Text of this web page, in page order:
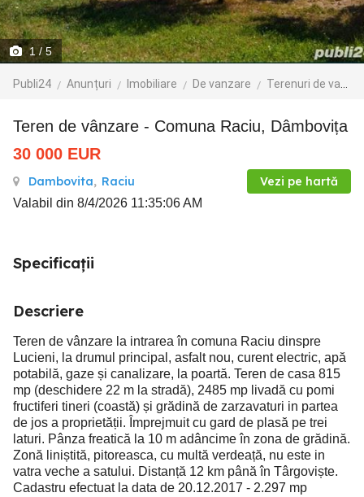
1 / 5
Publi24 Anunțuri Imobiliare De vanzare Terenuri de vanzare
Teren de vânzare - Comuna Raciu, Dâmbovița
30 000 EUR
Dambovita, Raciu Vezi pe hartă
Valabil din 8/4/2026 11:35:06 AM
Specificații
Descriere
Teren de vânzare la intrarea în comuna Raciu dinspre
Lucieni, la drumul principal, asfalt nou, curent electric, apă
potabilă, gaze și canalizare, la poartă. Teren de casa 815
mp (deschidere 22 m la stradă), 2485 mp livadă cu pomi
fructiferi tineri (coastă) și grădină de zarzavaturi in partea
de jos a proprietății. Împrejmuit cu gard de plasă pe trei
laturi. Pânza freatică la 10 m adâncime în zona de grădină.
Zonă liniștită, pitoreasca, cu multă verdeață, nu este in
vatra veche a satului. Distanță 12 km până în Târgoviște.
Cadastru efectuat la data de 20.12.2017 - 2.297 mp